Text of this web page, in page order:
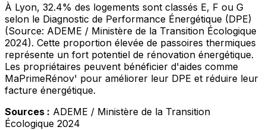
À Lyon, 32.4% des logements sont classés E, F ou G
selon le Diagnostic de Performance Énergétique (DPE)
(Source: ADEME / Ministère de la Transition Écologique
2024). Cette proportion élevée de passoires thermiques
représente un fort potentiel de rénovation énergétique.
Les propriétaires peuvent bénéficier d'aides comme
MaPrimeRénov' pour améliorer leur DPE et réduire leur
facture énergétique.
Sources : ADEME / Ministère de la Transition
Écologique 2024